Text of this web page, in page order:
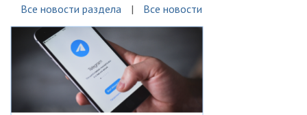
Все новости раздела Все новости